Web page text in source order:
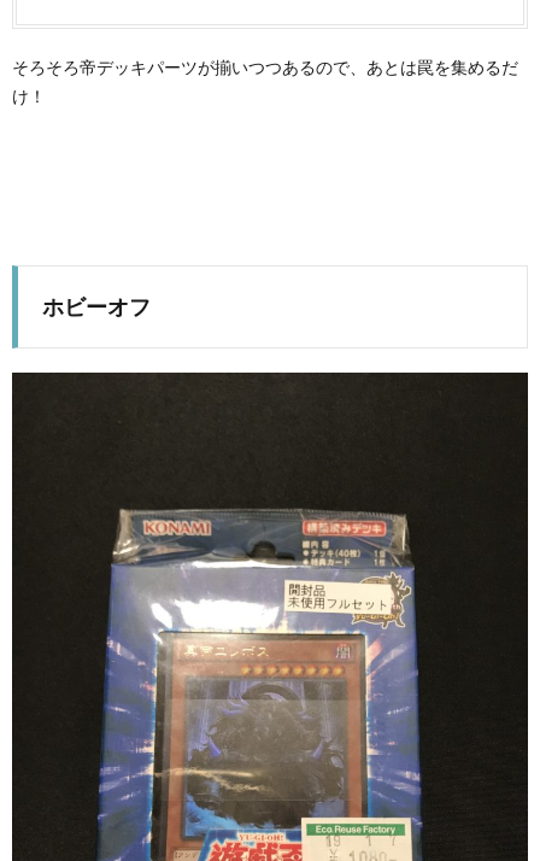
そろそろ帝デッキパーツが揃いつつあるので、あとは罠を集めるだ
け！
ホビーオフ